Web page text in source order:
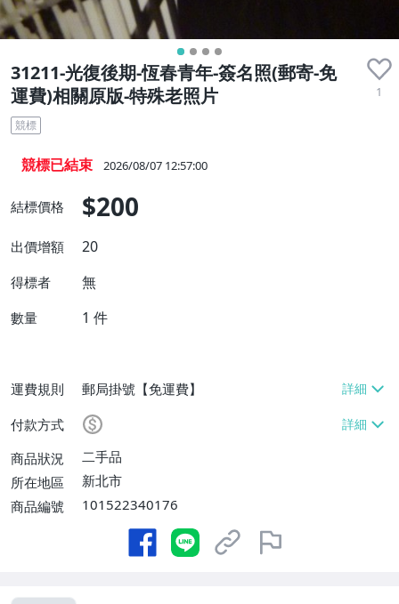
31211-光復後期-恆春青年-簽名照(郵寄-免
運費)相關原版-特殊老照片
1
競標
競標已結束 2026/08/07 12:57:00
結標價格 $200
出價增額 20
得標者 無
數量 1 件
運費規則
郵局掛號【免運費】
付款方式
商品狀況
二手品
所在地區
新北市
商品編號
101522340176